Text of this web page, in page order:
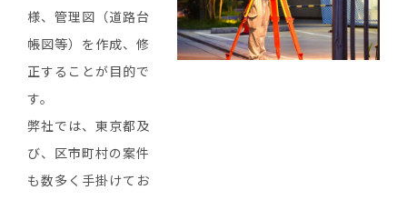
様、管理図（道路台
帳図等）を作成、修
正することが目的で
す。
弊社では、東京都及
び、区市町村の案件
も数多く手掛けてお